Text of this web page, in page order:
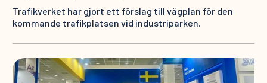
Trafikverket har gjort ett förslag till vägplan för den
kommande trafikplatsen vid industriparken.